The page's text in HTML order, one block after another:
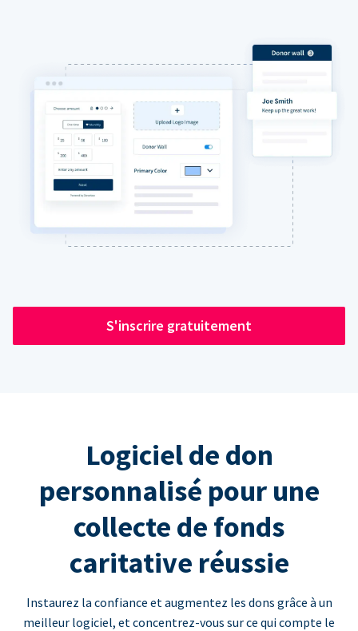
S'inscrire gratuitement
Logiciel de don
personnalisé pour une
collecte de fonds
caritative réussie
Instaurez la confiance et augmentez les dons grâce à un
meilleur logiciel, et concentrez-vous sur ce qui compte le